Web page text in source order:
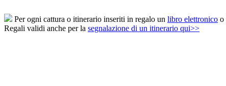
Per ogni cattura o itinerario inseriti in regalo un libro elettronico o
Regali validi anche per la segnalazione di un itinerario qui>>